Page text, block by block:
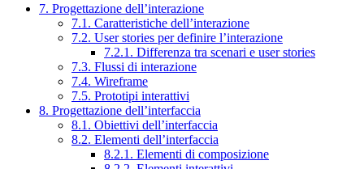
7. Progettazione dell’interazione
7.1. Caratteristiche dell’interazione
7.2. User stories per definire l’interazione
7.2.1. Differenza tra scenari e user stories
7.3. Flussi di interazione
7.4. Wireframe
7.5. Prototipi interattivi
8. Progettazione dell’interfaccia
8.1. Obiettivi dell’interfaccia
8.2. Elementi dell’interfaccia
8.2.1. Elementi di composizione